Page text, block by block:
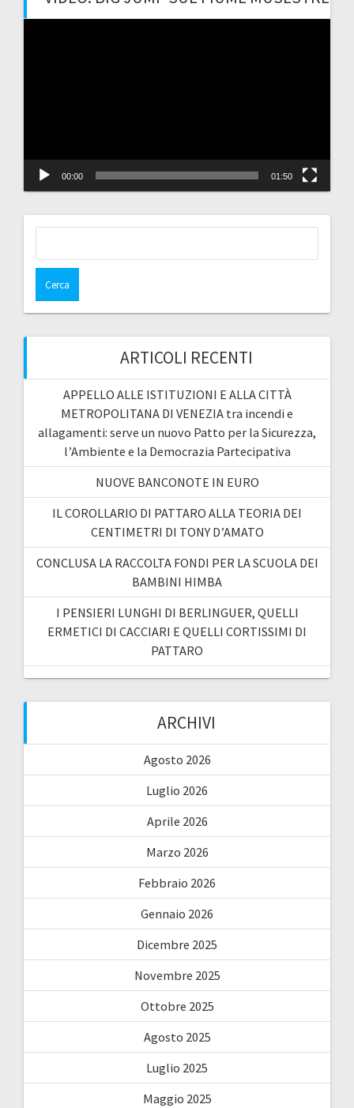
00:00 01:50
ARTICOLI RECENTI
APPELLO ALLE ISTITUZIONI E ALLA CITTÀ
METROPOLITANA DI VENEZIA tra incendi e
allagamenti: serve un nuovo Patto per la Sicurezza,
l’Ambiente e la Democrazia Partecipativa
NUOVE BANCONOTE IN EURO
IL COROLLARIO DI PATTARO ALLA TEORIA DEI
CENTIMETRI DI TONY D’AMATO
CONCLUSA LA RACCOLTA FONDI PER LA SCUOLA DEI
BAMBINI HIMBA
I PENSIERI LUNGHI DI BERLINGUER, QUELLI
ERMETICI DI CACCIARI E QUELLI CORTISSIMI DI
PATTARO
ARCHIVI
Agosto 2026
Luglio 2026
Aprile 2026
Marzo 2026
Febbraio 2026
Gennaio 2026
Dicembre 2025
Novembre 2025
Ottobre 2025
Agosto 2025
Luglio 2025
Maggio 2025